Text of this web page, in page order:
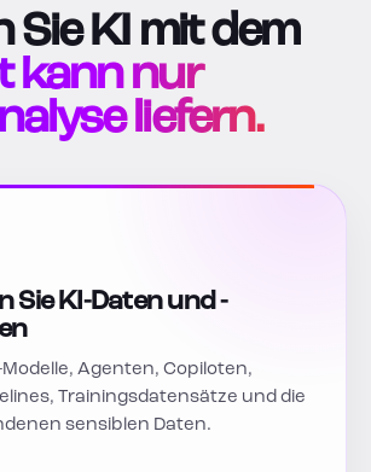
Sie KI mit dem
kann nur
liefern.
Sie KI-Daten und -
Modelle, Agenten, Copiloten,
Trainingsdatensätze und die
sensiblen Daten.